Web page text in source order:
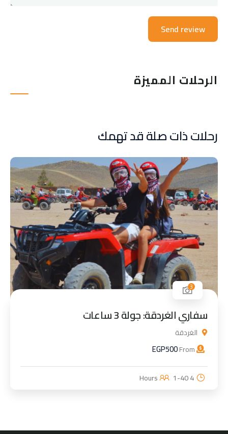
الرحلات المميزة
رحلات ذات صلة قد تهمك
3
سفاري الغردقة: جولة 3 ساعات
الغردقة
EGP500
4 Hours
1-40